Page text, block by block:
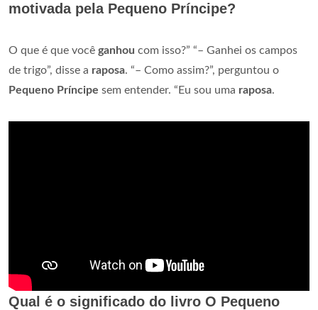
motivada pela Pequeno Príncipe?
O que é que você ganhou com isso?” “– Ganhei os campos
de trigo”, disse a raposa. “– Como assim?”, perguntou o
Pequeno Príncipe sem entender. “Eu sou uma raposa.
Qual é o significado do livro O Pequeno